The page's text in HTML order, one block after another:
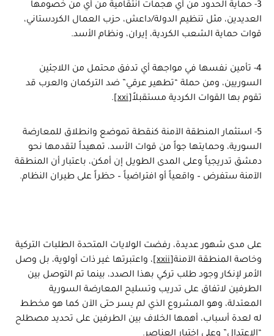
3- حماية الحدود من أي هجمات انتقامية من أي من خصومها
العديدين، مثل تنظيم الدولة/داعش، حزب العمال الكردستاني،
قوات حماية الشعب الكردية، إيران، ونظام الأسد.
4- تأمين نفسها في مواجهة أي تدفق محتمل من اللاجئين
السوريين، ومن حملة “تطهير عرقي” ضد التركمان والعرب قد
تقوم بها القوات الكردية مستقبلاً[xxi]
.
5- استثمار المنطقة الآمنة كنقطة تموضع وانطلاق للمعارضة
السورية، وحمايتها جواً من قوات الأسد، تمهيداً لتقدمها نحو
دمشق تدريجياً وعلى المدى الطويل إن أمكن، باعتبار أن المنطقة
الآمنة ستفرض – واقعياً أو افتراضياً – حظراً على طيران النظام.
على مدى شهور عديدة، رفضت الولايات المتحدة الطلبات التركية
وخاصة المنطقة الآمنة[xxii]
، واعتبرتها غير ذات أولوية، بل وصل
الأمر لإنكار وجود طلب تركي بهذا الصدد، بينما تم التوصل بين
الطرفين لاتفاق على تدريب وتسليح المعارضة السورية
المعتدلة، وهو المشروع الذي لم يسر حتى الآن كما هو مخطط
له لعدة أسباب، أهمها الخلاف بين الطرفين على تحديد مصطلح